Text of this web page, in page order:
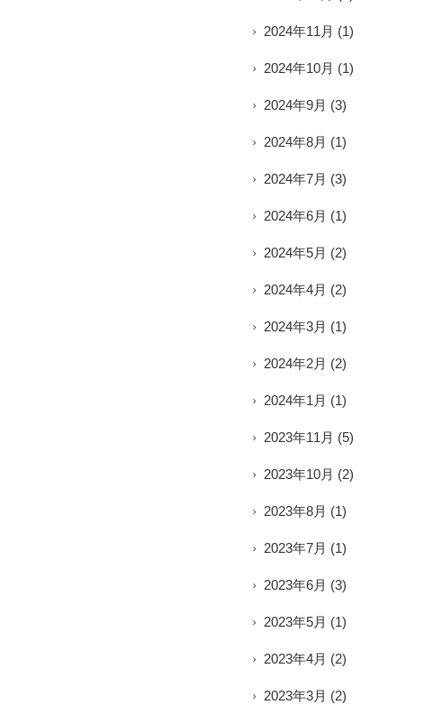
2024年11月 (1)
2024年10月 (1)
2024年9月 (3)
2024年8月 (1)
2024年7月 (3)
2024年6月 (1)
2024年5月 (2)
2024年4月 (2)
2024年3月 (1)
2024年2月 (2)
2024年1月 (1)
2023年11月 (5)
2023年10月 (2)
2023年8月 (1)
2023年7月 (1)
2023年6月 (3)
2023年5月 (1)
2023年4月 (2)
2023年3月 (2)